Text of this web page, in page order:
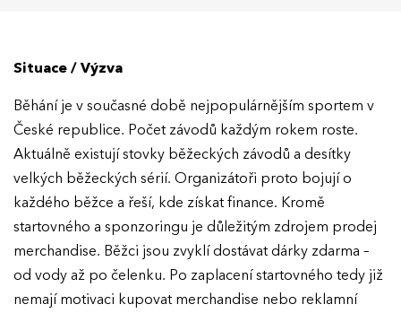
Situace / Výzva
Běhání je v současné době nejpopulárnějším sportem v
České republice. Počet závodů každým rokem roste.
Aktuálně existují stovky běžeckých závodů a desítky
velkých běžeckých sérií. Organizátoři proto bojují o
každého běžce a řeší, kde získat finance. Kromě
startovného a sponzoringu je důležitým zdrojem prodej
merchandise. Běžci jsou zvyklí dostávat dárky zdarma –
od vody až po čelenku. Po zaplacení startovného tedy již
nemají motivaci kupovat merchandise nebo reklamní